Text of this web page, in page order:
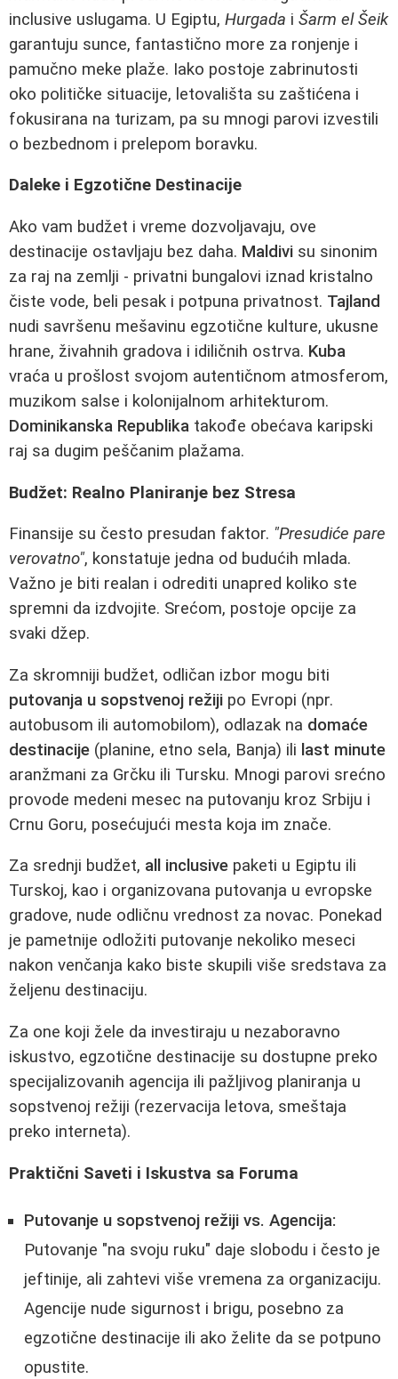
inclusive uslugama. U Egiptu, Hurgada i Šarm el Šeik
garantuju sunce, fantastično more za ronjenje i
pamučno meke plaže. Iako postoje zabrinutosti
oko političke situacije, letovališta su zaštićena i
fokusirana na turizam, pa su mnogi parovi izvestili
o bezbednom i prelepom boravku.
Daleke i Egzotične Destinacije
Ako vam budžet i vreme dozvoljavaju, ove
destinacije ostavljaju bez daha. Maldivi su sinonim
za raj na zemlji - privatni bungalovi iznad kristalno
čiste vode, beli pesak i potpuna privatnost. Tajland
nudi savršenu mešavinu egzotične kulture, ukusne
hrane, živahnih gradova i idiličnih ostrva. Kuba
vraća u prošlost svojom autentičnom atmosferom,
muzikom salse i kolonijalnom arhitekturom.
Dominikanska Republika takođe obećava karipski
raj sa dugim peščanim plažama.
Budžet: Realno Planiranje bez Stresa
Finansije su često presudan faktor. "Presudiće pare
verovatno", konstatuje jedna od budućih mlada.
Važno je biti realan i odrediti unapred koliko ste
spremni da izdvojite. Srećom, postoje opcije za
svaki džep.
Za skromniji budžet, odličan izbor mogu biti
putovanja u sopstvenoj režiji po Evropi (npr.
autobusom ili automobilom), odlazak na domaće
destinacije (planine, etno sela, Banja) ili last minute
aranžmani za Grčku ili Tursku. Mnogi parovi srećno
provode medeni mesec na putovanju kroz Srbiju i
Crnu Goru, posećujući mesta koja im znače.
Za srednji budžet, all inclusive paketi u Egiptu ili
Turskoj, kao i organizovana putovanja u evropske
gradove, nude odličnu vrednost za novac. Ponekad
je pametnije odložiti putovanje nekoliko meseci
nakon venčanja kako biste skupili više sredstava za
željenu destinaciju.
Za one koji žele da investiraju u nezaboravno
iskustvo, egzotične destinacije su dostupne preko
specijalizovanih agencija ili pažljivog planiranja u
sopstvenoj režiji (rezervacija letova, smeštaja
preko interneta).
Praktični Saveti i Iskustva sa Foruma
Putovanje u sopstvenoj režiji vs. Agencija:
Putovanje "na svoju ruku" daje slobodu i često je
jeftinije, ali zahtevi više vremena za organizaciju.
Agencije nude sigurnost i brigu, posebno za
egzotične destinacije ili ako želite da se potpuno
opustite.